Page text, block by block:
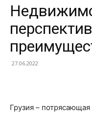
27.06.2022
Грузия –